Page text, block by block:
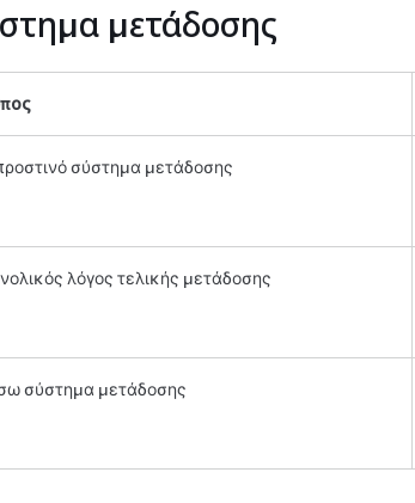
μετάδοσης
σύστημα μετάδοσης
λόγος τελικής μετάδοσης
σύστημα μετάδοσης